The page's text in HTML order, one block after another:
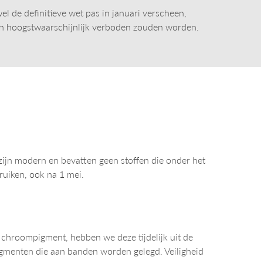
de definitieve wet pas in januari verscheen,
hoogstwaarschijnlijk verboden zouden worden.
modern en bevatten geen stoffen die onder het
ook na 1 mei.
hebben we deze tijdelijk uit de
die aan banden worden gelegd. Veiligheid